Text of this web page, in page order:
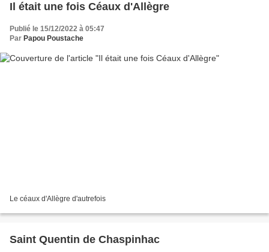
Il était une fois Céaux d'Allègre
Publié le 15/12/2022 à 05:47
Par Papou Poustache
Le céaux d'Allègre d'autrefois
Saint Quentin de Chaspinhac